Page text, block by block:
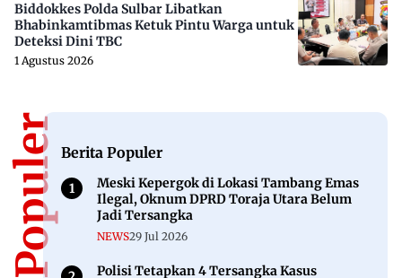
Biddokkes Polda Sulbar Libatkan
Bhabinkamtibmas Ketuk Pintu Warga untuk
Deteksi Dini TBC
1 Agustus 2026
Berita Populer
Meski Kepergok di Lokasi Tambang Emas
Ilegal, Oknum DPRD Toraja Utara Belum
Jadi Tersangka
NEWS29 Jul 2026
Polisi Tetapkan 4 Tersangka Kasus